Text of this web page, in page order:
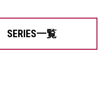
SERIES一覧